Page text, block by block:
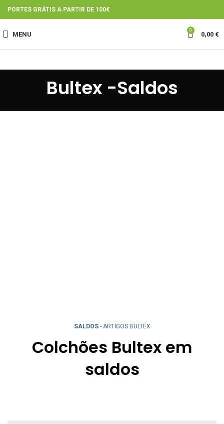
PORTES GRÁTIS A PARTIR DE 100€
MENU
0
0,00 €
Bultex -Saldos
SALDOS - ARTIGOS BULTEX
Colchões Bultex em
saldos